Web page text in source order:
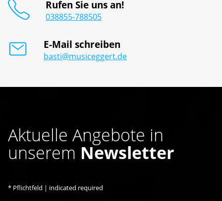
Rufen Sie uns an!
038855-788505
E-Mail schreiben
basti@musiceggert.de
Aktuelle Angebote in
unserem Newsletter
* Pflichtfeld | indicated required